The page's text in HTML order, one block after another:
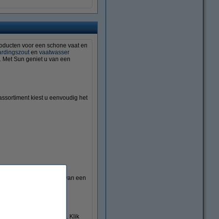
voor een schone vaat en
en vaatwasser
Sun geniet u van een
kiest u eenvoudig het
geniet u iedere dag van een
producten van Sun. Klik